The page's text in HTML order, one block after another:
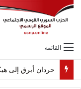
القائمة
حردان أبرق إلى